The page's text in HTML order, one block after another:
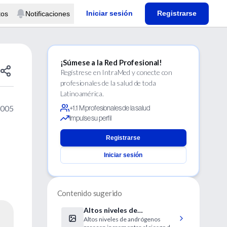
Notificaciones Iniciar sesión Registrarse
¡Súmese a la Red Profesional!
Regístrese en IntraMed y conecte con
profesionales de la salud de toda
Latinoamérica.
+1.1 M profesionales de la salud
Impulse su perfil
Registrarse
Iniciar sesión
Contenido sugerido
Altos niveles de
andrógenos y cáncer de
Altos niveles de andrógenos